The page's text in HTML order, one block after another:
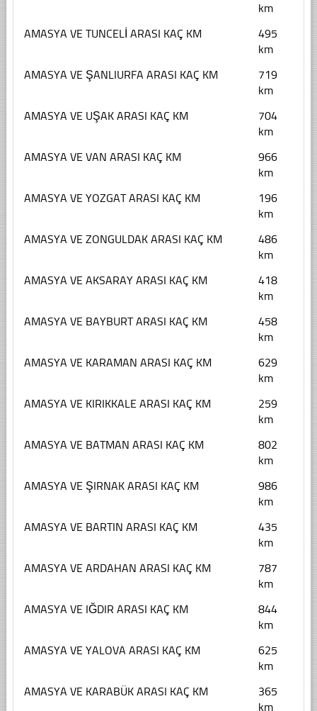
km
AMASYA VE TUNCELİ ARASI KAÇ KM
495
km
AMASYA VE ŞANLIURFA ARASI KAÇ KM
719
km
AMASYA VE UŞAK ARASI KAÇ KM
704
km
AMASYA VE VAN ARASI KAÇ KM
966
km
AMASYA VE YOZGAT ARASI KAÇ KM
196
km
AMASYA VE ZONGULDAK ARASI KAÇ KM
486
km
AMASYA VE AKSARAY ARASI KAÇ KM
418
km
AMASYA VE BAYBURT ARASI KAÇ KM
458
km
AMASYA VE KARAMAN ARASI KAÇ KM
629
km
AMASYA VE KIRIKKALE ARASI KAÇ KM
259
km
AMASYA VE BATMAN ARASI KAÇ KM
802
km
AMASYA VE ŞIRNAK ARASI KAÇ KM
986
km
AMASYA VE BARTIN ARASI KAÇ KM
435
km
AMASYA VE ARDAHAN ARASI KAÇ KM
787
km
AMASYA VE IĞDIR ARASI KAÇ KM
844
km
AMASYA VE YALOVA ARASI KAÇ KM
625
km
AMASYA VE KARABÜK ARASI KAÇ KM
365
km